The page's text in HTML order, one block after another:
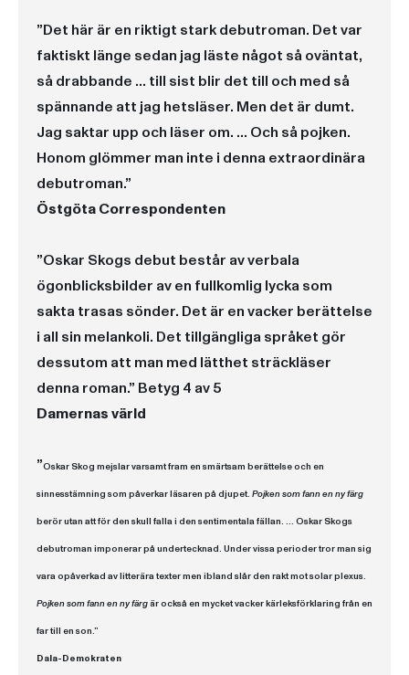
”Det här är en riktigt stark debutroman. Det var
faktiskt länge sedan jag läste något så oväntat,
så drabbande ... till sist blir det till och med så
spännande att jag hetsläser. Men det är dumt.
Jag saktar upp och läser om. ... Och så pojken.
Honom glömmer man inte i denna extraordinära
debutroman.”
Östgöta Correspondenten
”Oskar Skogs debut består av verbala
ögonblicksbilder av en fullkomlig lycka som
sakta trasas sönder. Det är en vacker berättelse
i all sin melankoli. Det tillgängliga språket gör
dessutom att man med lätthet sträckläser
denna roman.” Betyg 4 av 5
Damernas värld
”Oskar Skog mejslar varsamt fram en smärtsam berättelse och en
sinnesstämning som påverkar läsaren på djupet. Pojken som fann en ny färg
berör utan att för den skull falla i den sentimentala fällan. ... Oskar Skogs
debutroman imponerar på undertecknad. Under vissa perioder tror man sig
vara opåverkad av litterära texter men ibland slår den rakt mot solar plexus.
Pojken som fann en ny färgär också en mycket vacker kärleksförklaring från en
far till en son.”
Dala-Demokraten